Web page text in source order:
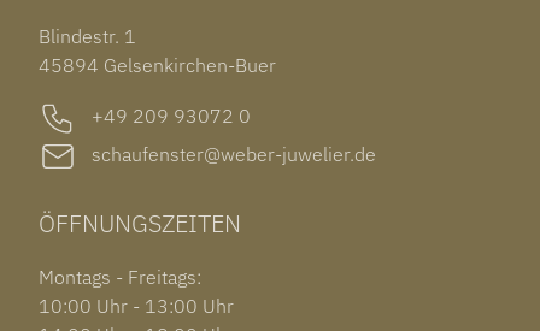
OUT OF COLLECTION
GARMIN VENU 3S
Blindestr. 1
45894 Gelsenkirchen-Buer
+49 209 93072 0
schaufenster@weber-juwelier.de
ÖFFNUNGSZEITEN
Montags - Freitags:
10:00 Uhr - 13:00 Uhr